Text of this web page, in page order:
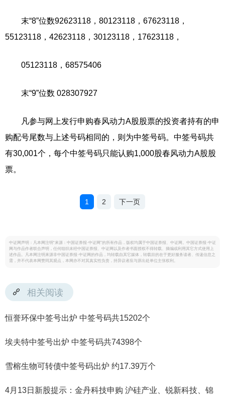
末“8”位数92623118，80123118，67623118，
55123118，42623118，30123118，17623118，
05123118，68575406
末“9”位数 028307927
凡参与网上发行申购春风动力A股股票的投资者持有的申
购配号尾数与上述号码相同的，则为中签号码。中签号码共
有30,001个，每个中签号码只能认购1,000股春风动力A股股
票。
1 2 下一页
中证网声明：凡本网注明“来源：中国证券报·中证网”的所有作品，版权均属于中国证券报、中证网。中国证券报·中证
网与作品作者联合声明，任何组织未经中国证券报、中证网以及作者书面授权不得转载、摘编或利用其它方式使用上
述作品。凡本网注明来源非中国证券报·中证网的作品，均转载自其它媒体，转载目的在于更好服务读者、传递信息之
需，并不代表本网赞同其观点，本网亦不对其真实性负责，持异议者应与原出处单位主张权利。
相关阅读
恒誉环保中签号出炉 中签号码共15202个
埃夫特中签号出炉 中签号码共74398个
雪榕生物可转债中签号码出炉 约17.39万个
4月13日新股提示：金丹科技申购 沪硅产业、锐新科技、锦